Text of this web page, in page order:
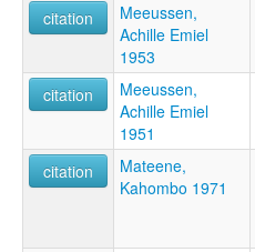
citation
Meeussen,
Achille Emiel
1953
citation
Meeussen,
Achille Emiel
1951
citation
Mateene,
Kahombo 1971